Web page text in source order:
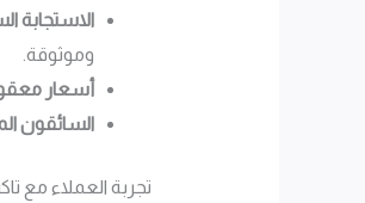
الاستجابة
وموثوقة.
أسعار
السائقون
تجربة العملاء مع